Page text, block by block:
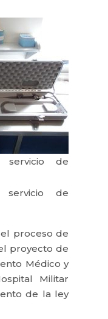
servicio de
de
proceso de
proyecto de
Médico y
Militar
de la ley